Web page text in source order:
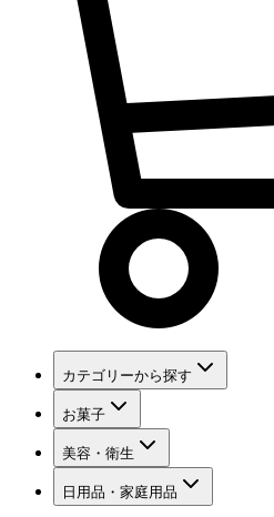
カテゴリーから探す
お菓子
美容・衛生
日用品・家庭用品